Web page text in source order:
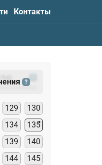
Контакты
?
129
130
134
135
139
140
144
145